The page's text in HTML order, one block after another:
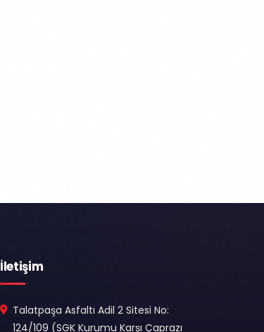
İletişim
Talatpaşa Asfaltı Adil 2 Sitesi No:
124/109 (SGK Kurumu Karşı Çaprazı